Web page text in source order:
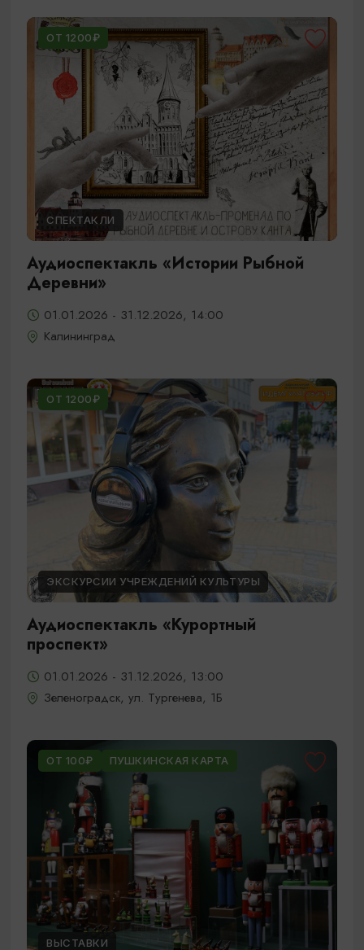
ОТ 1200₽
СПЕКТАКЛИ
Аудиоспектакль «Истории Рыбной
Деревни»
01.01.2026 - 31.12.2026, 14:00
Калининград
ОТ 1200₽
ЭКСКУРСИИ УЧРЕЖДЕНИЙ КУЛЬТУРЫ
Аудиоспектакль «Курортный
проспект»
01.01.2026 - 31.12.2026, 13:00
Зеленоградск, ул. Тургенева, 1Б
ОТ 100₽ ПУШКИНСКАЯ КАРТА
ВЫСТАВКИ